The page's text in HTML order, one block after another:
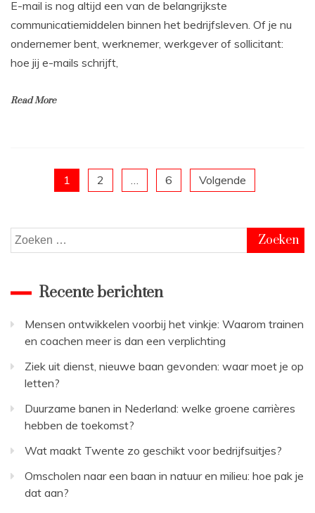
E-mail is nog altijd een van de belangrijkste
communicatiemiddelen binnen het bedrijfsleven. Of je nu
ondernemer bent, werknemer, werkgever of sollicitant:
hoe jij e-mails schrijft,
Read More
Berichten
paginering
1 2 … 6 Volgende
Zoeken
naar:
Recente berichten
Mensen ontwikkelen voorbij het vinkje: Waarom trainen
en coachen meer is dan een verplichting
Ziek uit dienst, nieuwe baan gevonden: waar moet je op
letten?
Duurzame banen in Nederland: welke groene carrières
hebben de toekomst?
Wat maakt Twente zo geschikt voor bedrijfsuitjes?
Omscholen naar een baan in natuur en milieu: hoe pak je
dat aan?